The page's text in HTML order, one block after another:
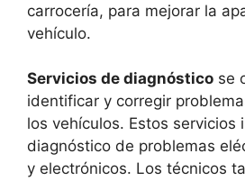
carrocería, para mejorar la
vehículo.
Servicios de diagnóstico se
identificar y corregir
los vehículos. Estos servicios
diagnóstico de problemas
y electrónicos. Los técnicos